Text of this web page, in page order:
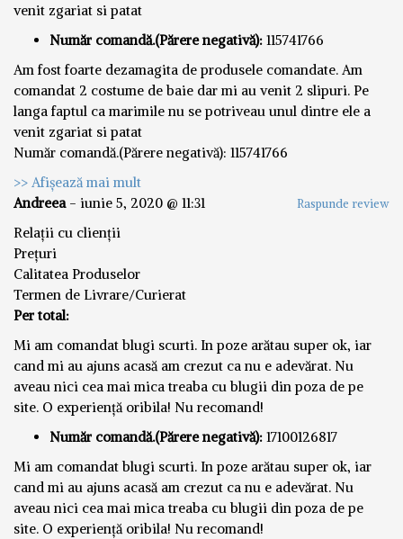
venit zgariat si patat
Număr comandă.(Părere negativă): 115741766
Am fost foarte dezamagita de produsele comandate. Am
comandat 2 costume de baie dar mi au venit 2 slipuri. Pe
langa faptul ca marimile nu se potriveau unul dintre ele a
venit zgariat si patat
Număr comandă.(Părere negativă): 115741766
>> Afișează mai mult
Andreea- iunie 5, 2020 @ 11:31 Raspunde review
Relații cu clienții
Prețuri
Calitatea Produselor
Termen de Livrare/Curierat
Per total:
Mi am comandat blugi scurti. In poze arătau super ok, iar
cand mi au ajuns acasă am crezut ca nu e adevărat. Nu
aveau nici cea mai mica treaba cu blugii din poza de pe
site. O experiență oribila! Nu recomand!
Număr comandă.(Părere negativă): 17100126817
Mi am comandat blugi scurti. In poze arătau super ok, iar
cand mi au ajuns acasă am crezut ca nu e adevărat. Nu
aveau nici cea mai mica treaba cu blugii din poza de pe
site. O experiență oribila! Nu recomand!